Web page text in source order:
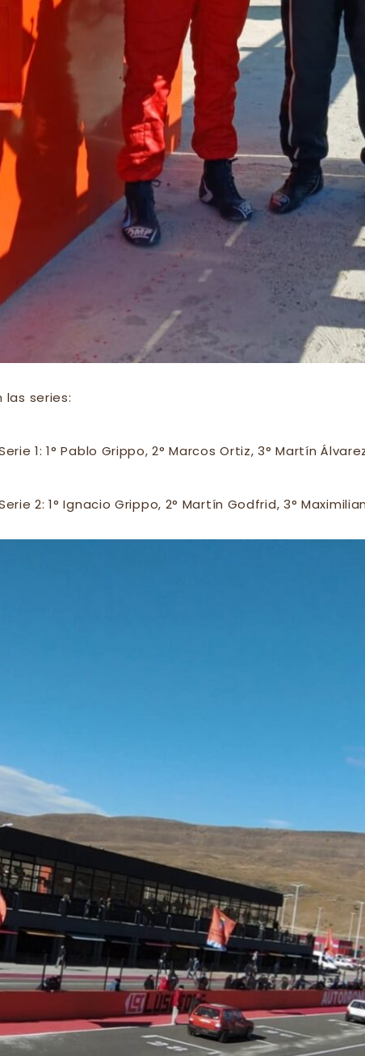
las series:
1: 1° Pablo Grippo, 2° Marcos Ortiz, 3° Martín
2: 1° Ignacio Grippo, 2° Martín Godfrid, 3°